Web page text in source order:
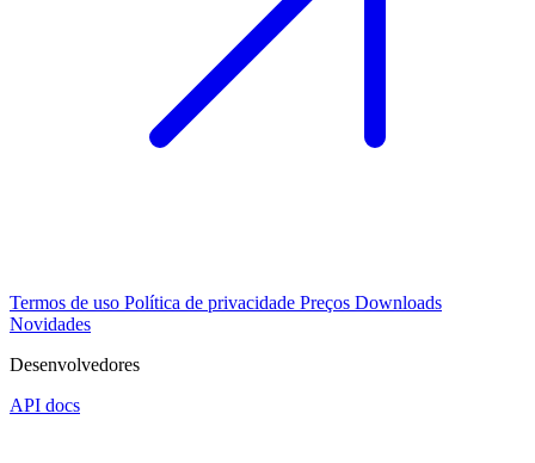
Termos de uso Política de privacidade Preços Downloads
Novidades
Desenvolvedores
API docs